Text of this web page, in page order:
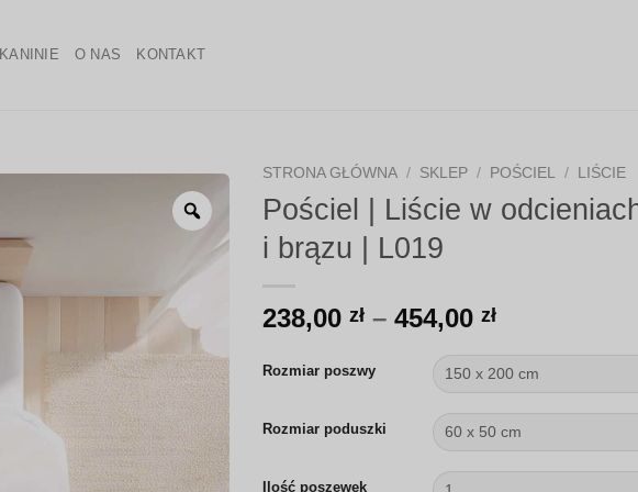
O NAS KONTAKT
Zoom
STRONA GŁÓWNA / SKLEP / POŚCIEL / LIŚCIE
Pościel | Liście w
i brązu | L019
238,00 zł – 454,00 złZakres
od
238,00 zł
do
454,00 zł
Rozmiar poszwy
Rozmiar poduszki
Ilość poszewek